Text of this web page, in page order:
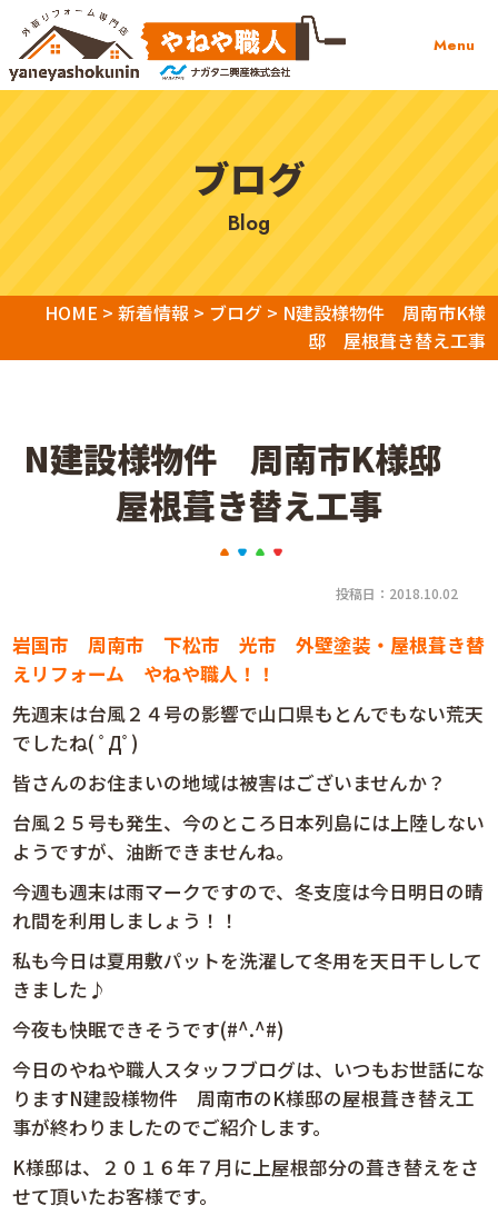
Menu
ブログ
blog
HOME > 新着情報> ブログ> N建設様物件 周南市K様
邸 屋根葺き替え工事
N建設様物件 周南市K様邸
屋根葺き替え工事
投稿日：2018.10.02
岩国市 周南市 下松市 光市 外壁塗装・屋根葺き替
えリフォーム やねや職人！！
先週末は台風２４号の影響で山口県もとんでもない荒天
でしたね( ﾟДﾟ)
皆さんのお住まいの地域は被害はございませんか？
台風２５号も発生、今のところ日本列島には上陸しない
ようですが、油断できませんね。
今週も週末は雨マークですので、冬支度は今日明日の晴
れ間を利用しましょう！！
私も今日は夏用敷パットを洗濯して冬用を天日干しして
きました♪
今夜も快眠できそうです(#^.^#)
今日のやねや職人スタッフブログは、いつもお世話にな
りますN建設様物件 周南市のK様邸の屋根葺き替え工
事が終わりましたのでご紹介します。
K様邸は、２０１６年７月に上屋根部分の葺き替えをさ
せて頂いたお客様です。